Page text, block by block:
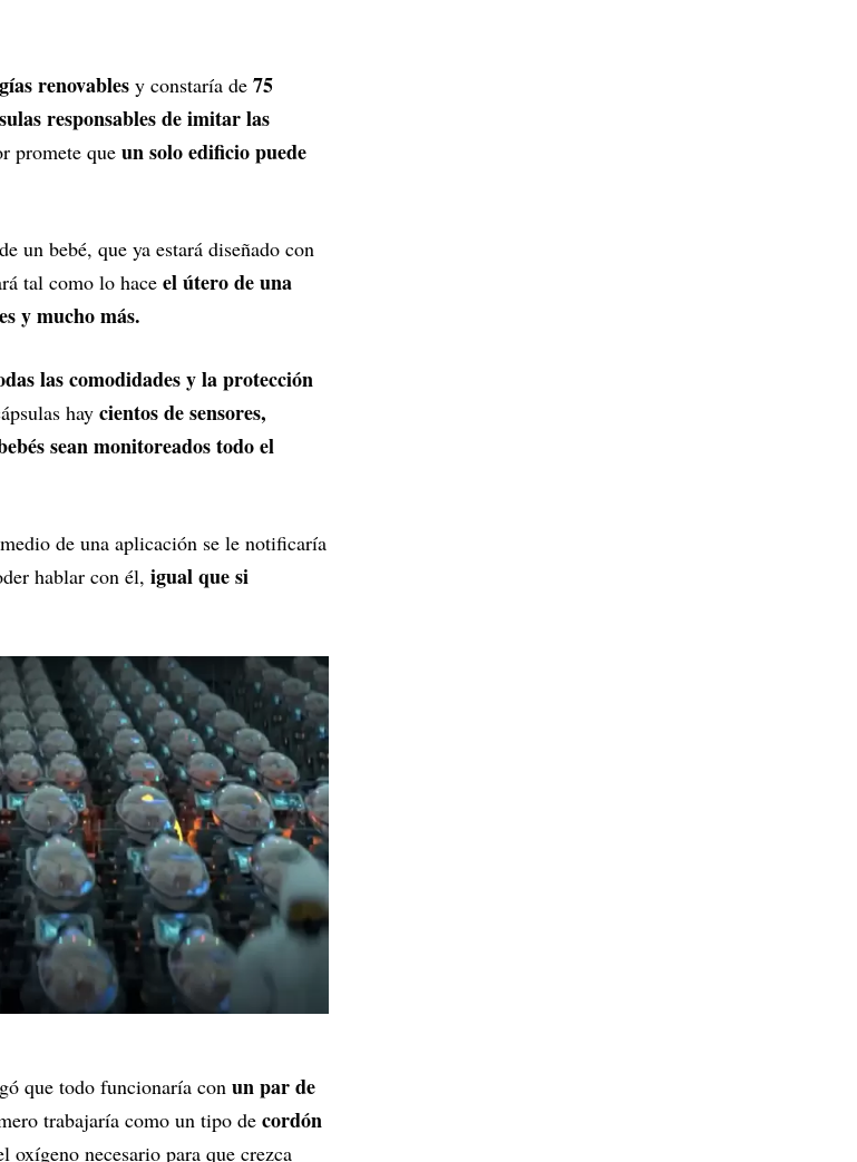
renovables y constaría de 75
responsables de imitar las
promete que un solo edificio puede
un bebé, que ya estará diseñado con
tal como lo hace el útero de una
y mucho más.
las comodidades y la protección
hay cientos de sensores,
sean monitoreados todo el
de una aplicación se le notificaría
hablar con él, igual que si
que todo funcionaría con un par de
trabajaría como un tipo de cordón
necesario para que crezca